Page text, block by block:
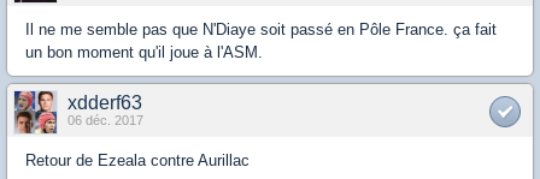
Il ne me semble pas que N'Diaye soit passé en Pôle France. ça fait
un bon moment qu'il joue à l'ASM.
xdderf63
06 déc. 2017
Retour de Ezeala contre Aurillac